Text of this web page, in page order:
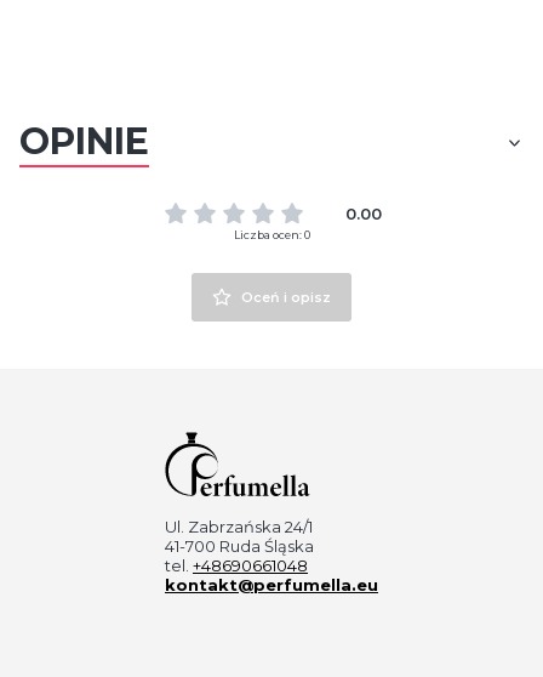
OPINIE
0.00
Liczba ocen: 0
Oceń i opisz
Ul. Zabrzańska 24/1
41-700 Ruda Śląska
tel. +48690661048
kontakt@perfumella.eu